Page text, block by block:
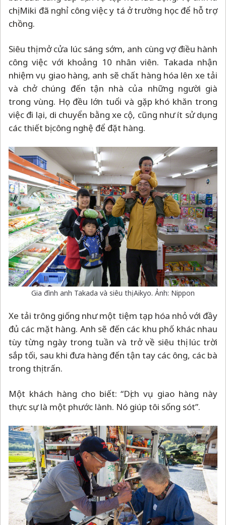
chị Miki đã nghỉ công việc y tá ở trường học để hỗ trợ
chồng.
Siêu thị mở cửa lúc sáng sớm, anh cùng vợ điều hành
công việc với khoảng 10 nhân viên. Takada nhận
nhiệm vụ giao hàng, anh sẽ chất hàng hóa lên xe tải
và chở chúng đến tận nhà của những người già
trong vùng. Họ đều lớn tuổi và gặp khó khăn trong
việc đi lại, di chuyển bằng xe cộ, cũng như ít sử dụng
các thiết bị công nghệ để đặt hàng.
Gia đình anh Takada và siêu thị Aikyo. Ảnh: Nippon
Xe tải trông giống như một tiệm tạp hóa nhỏ với đầy
đủ các mặt hàng. Anh sẽ đến các khu phố khác nhau
tùy từng ngày trong tuần và trở về siêu thị lúc trời
sắp tối, sau khi đưa hàng đến tận tay các ông, các bà
trong thị trấn.
Một khách hàng cho biết: “Dịch vụ giao hàng này
thực sự là một phước lành. Nó giúp tôi sống sót”.